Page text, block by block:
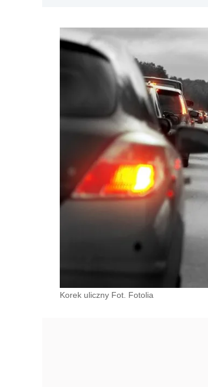
Korek uliczny Fot. Fotolia